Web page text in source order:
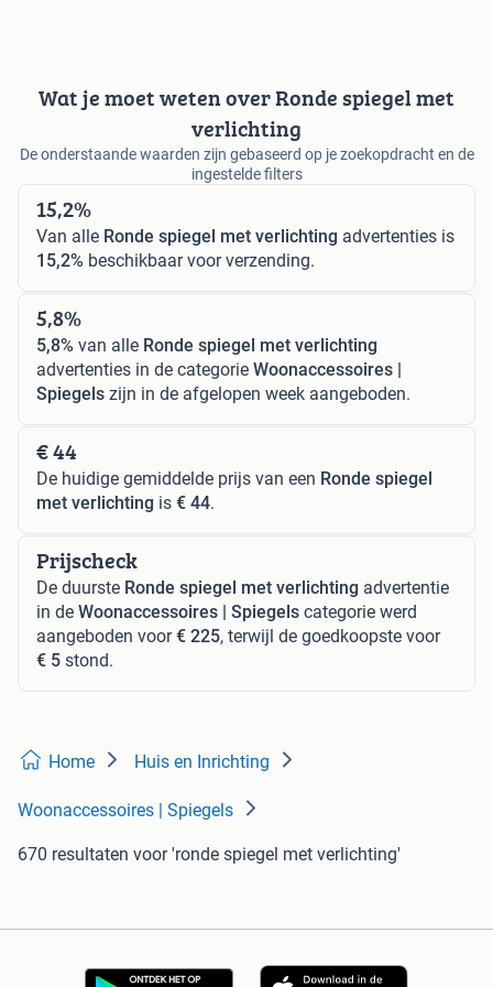
Wat je moet weten over Ronde spiegel met
verlichting
De onderstaande waarden zijn gebaseerd op je zoekopdracht en de
ingestelde filters
15,2%
Van alle Ronde spiegel met verlichting advertenties is
15,2% beschikbaar voor verzending.
5,8%
5,8% van alle Ronde spiegel met verlichting
advertenties in de categorie Woonaccessoires |
Spiegels zijn in de afgelopen week aangeboden.
€ 44
De huidige gemiddelde prijs van een Ronde spiegel
met verlichting is € 44.
Prijscheck
De duurste Ronde spiegel met verlichting advertentie
in de Woonaccessoires | Spiegels categorie werd
aangeboden voor€ 225, terwijl de goedkoopste voor
€ 5 stond.
Home Huis en Inrichting
Woonaccessoires | Spiegels
670 resultaten voor 'ronde spiegel met verlichting'